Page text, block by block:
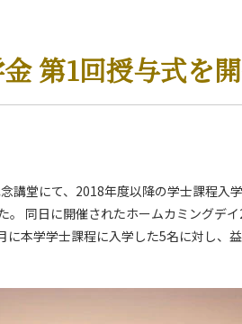
第1回授与式を
講堂にて、2018年度以降の学士課程入
。 同日に開催されたホームカミングデ
に本学学士課程に入学した5名に対し、